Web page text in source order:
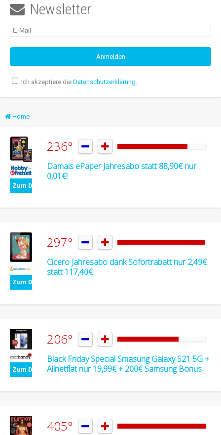
 Newsletter
Ich akzeptiere die Datenschutzerklärung.
Home
Zum Deal
236°  
Damals ePaper Jahresabo statt 88,90€ nur
0,01€!
Zum Deal
297°  
Cicero Jahresabo dank Sofortrabatt nur 2,49€
statt 117,40€
Zum Deal
206°  
Black Friday Special Smasung Galaxy S21 5G +
Allnetflat nur 19,99€ + 200€ Samsung Bonus
405°  